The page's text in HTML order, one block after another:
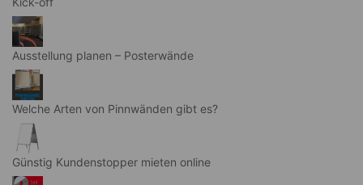
Ausstellung planen – Posterwände
Welche Arten von Pinnwänden gibt es?
Günstig Kundenstopper mieten online